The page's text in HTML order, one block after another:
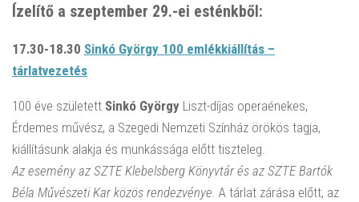
Ízelítő a szeptember 29.-ei esténkből:
17.30-18.30 Sinkó György 100 emlékkiállítás –
tárlatvezetés
100 éve született Sinkó György Liszt-díjas operaénekes,
Érdemes művész, a Szegedi Nemzeti Színház örökös tagja,
kiállításunk alakja és munkássága előtt tiszteleg.
Az esemény az SZTE Klebelsberg Könyvtár és az SZTE Bartók
Béla Művészeti Kar közös rendezvénye. A tárlat zárása előtt, az